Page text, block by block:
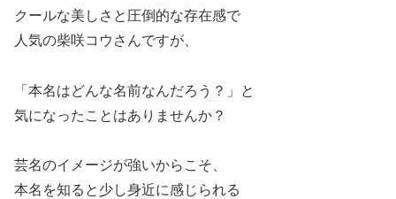
クールな美しさと圧倒的な存在感で
人気の柴咲コウさんですが、
「本名はどんな名前なんだろう？」と
気になったことはありませんか？
芸名のイメージが強いからこそ、
本名を知ると少し身近に感じられる